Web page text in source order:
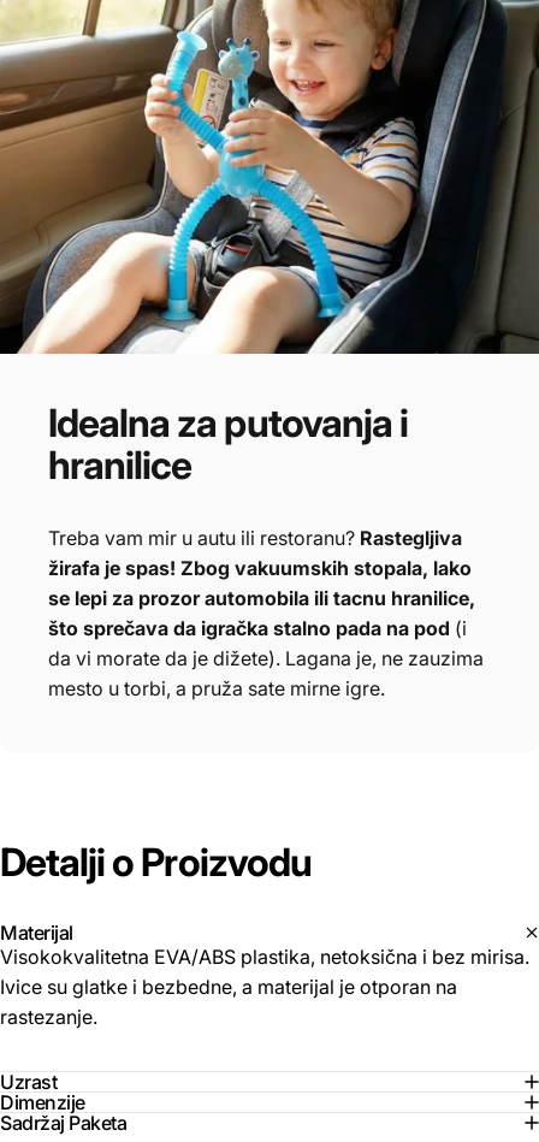
Idealna za putovanja i
hranilice
Treba vam mir u autu ili restoranu? Rastegljiva
žirafa je spas! Zbog vakuumskih stopala, lako
se lepi za prozor automobila ili tacnu hranilice,
što sprečava da igračka stalno pada na pod (i
da vi morate da je dižete). Lagana je, ne zauzima
mesto u torbi, a pruža sate mirne igre.
DetaljioProizvodu
Materijal
Visokokvalitetna EVA/ABS plastika, netoksična i bez mirisa.
Ivice su glatke i bezbedne, a materijal je otporan na
rastezanje.
Uzrast
Dimenzije
Sadržaj Paketa